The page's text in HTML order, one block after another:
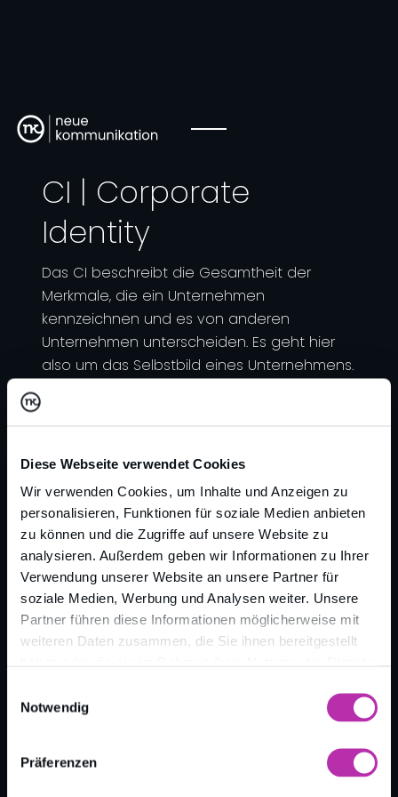
Diese Webseite verwendet Cookies
Wir verwenden Cookies, um Inhalte und Anzeigen zu
personalisieren, Funktionen für soziale Medien anbieten
zu können und die Zugriffe auf unsere Website zu
analysieren. Außerdem geben wir Informationen zu Ihrer
Verwendung unserer Website an unsere Partner für
soziale Medien, Werbung und Analysen weiter. Unsere
Partner führen diese Informationen möglicherweise mit
weiteren Daten zusammen, die Sie ihnen bereitgestellt
Notwendig
Präferenzen
Zurück zur Übersicht
CI | Corporate
Identity
Das CI beschreibt die Gesamtheit der
Merkmale, die ein Unternehmen
kennzeichnen und es von anderen
Unternehmen unterscheiden. Es geht hier
also um das Selbstbild eines Unternehmens.